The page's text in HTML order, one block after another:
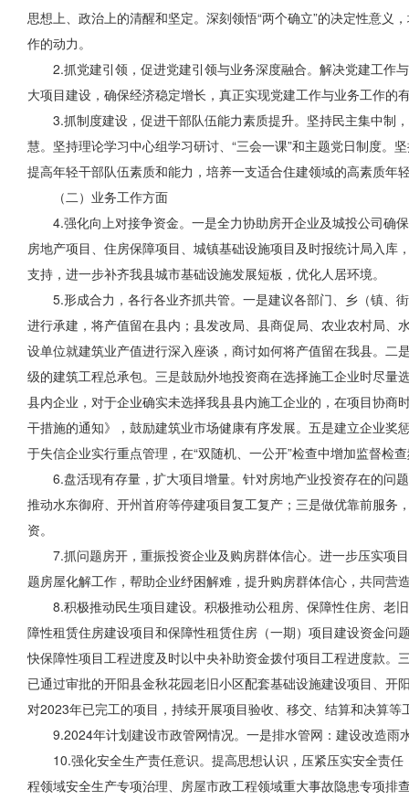
思想上、政治上的清醒和坚定。深刻领悟“两个确立”的决定性意义，
作的动力。
2.抓党建引领，促进党建引领与业务深度融合。解决党建工作
大项目建设，确保经济稳定增长，真正实现党建工作与业务工作的
3.抓制度建设，促进干部队伍能力素质提升。坚持民主集中制
慧。坚持理论学习中心组学习研讨、“三会一课”和主题党日制度。
提高年轻干部队伍素质和能力，培养一支适合住建领域的高素质
（二）业务工作方面
4.强化向上对接争资金。一是全力协助房开企业及城投公司确保
房地产项目、住房保障项目、城镇基础设施项目及时报统计局入
支持，进一步补齐我县城市基础设施发展短板，优化人居环境。
5.形成合力，各行各业齐抓共管。一是建议各部门、乡（镇、
进行承建，将产值留在县内；县发改局、县商促局、农业农村局
设单位就建筑业产值进行深入座谈，商讨如何将产值留在我县。
级的建筑工程总承包。三是鼓励外地投资商在选择施工企业时尽
县内企业，对于企业确实未选择我县县内施工企业的，在项目协
干措施的通知》，鼓励建筑业市场健康有序发展。五是建立企业
于失信企业实行重点管理，在“双随机、 一公开”检查中增加监督检
6.盘活现有存量，扩大项目增量。针对房地产业投资存在的问
推动水东御府、开州首府等停建项目复工复产；三是做优靠前服
资。
7.抓问题房开， 重振投资企业及购房群体信心。进一步压实项目
题房屋化解工作，帮助企业纾困解难，提升购房群体信心，共同营
8.积极推动民生项目建设。积极推动公租房、保障性住房、老
障性租赁住房建设项目和保障性租赁住房（一期）项目建设资金
快保障性项目工程进度及时以中央补助资金拨付项目工程进度款
已通过审批的开阳县金秋花园老旧小区配套基础设施建设项目、
对2023年已完工的项目，持续开展项目验收、移交、结算和决算
9.2024年计划建设市政管网情况。一是排水管网：建设改造
10.强化安全生产责任意识。提高思想认识，压紧压实安全责
程领域安全生产专项治理、房屋市政工程领域重大事故隐患专项排